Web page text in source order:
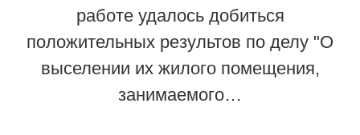
работе удалось добиться
положительных результов по делу "О
выселении их жилого помещения,
занимаемого…